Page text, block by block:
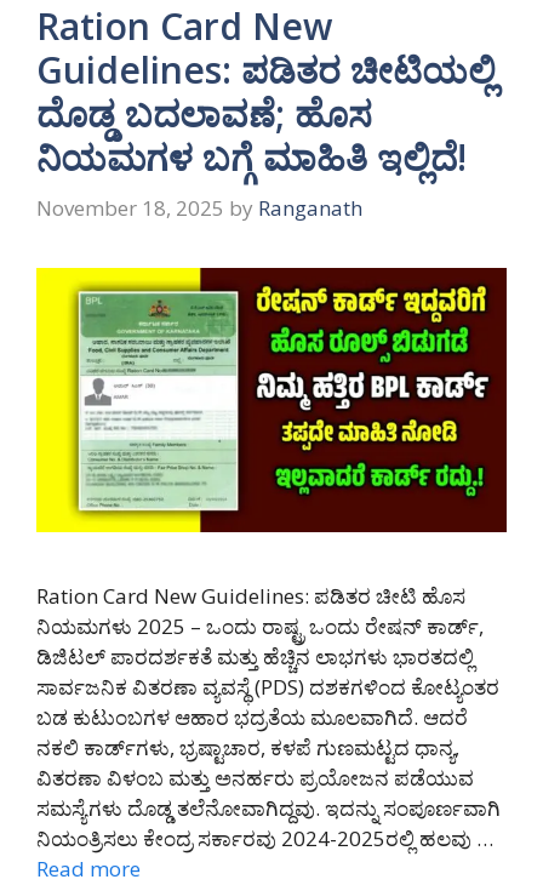
Ration Card New
Guidelines: ಪಡಿತರ ಚೀಟಿಯಲ್ಲಿ
ದೊಡ್ಡ ಬದಲಾವಣೆ; ಹೊಸ
ನಿಯಮಗಳ ಬಗ್ಗೆ ಮಾಹಿತಿ ಇಲ್ಲಿದೆ!
November 18, 2025 by Ranganath
Ration Card New Guidelines: ಪಡಿತರ ಚೀಟಿ ಹೊಸ
ನಿಯಮಗಳು 2025 – ಒಂದು ರಾಷ್ಟ್ರ ಒಂದು ರೇಷನ್ ಕಾರ್ಡ್,
ಡಿಜಿಟಲ್ ಪಾರದರ್ಶಕತೆ ಮತ್ತು ಹೆಚ್ಚಿನ ಲಾಭಗಳು ಭಾರತದಲ್ಲಿ
ಸಾರ್ವಜನಿಕ ವಿತರಣಾ ವ್ಯವಸ್ಥೆ (PDS) ದಶಕಗಳಿಂದ ಕೋಟ್ಯಂತರ
ಬಡ ಕುಟುಂಬಗಳ ಆಹಾರ ಭದ್ರತೆಯ ಮೂಲವಾಗಿದೆ. ಆದರೆ
ನಕಲಿ ಕಾರ್ಡ್‌ಗಳು, ಭ್ರಷ್ಟಾಚಾರ, ಕಳಪೆ ಗುಣಮಟ್ಟದ ಧಾನ್ಯ,
ವಿತರಣಾ ವಿಳಂಬ ಮತ್ತು ಅನರ್ಹರು ಪ್ರಯೋಜನ ಪಡೆಯುವ
ಸಮಸ್ಯೆಗಳು ದೊಡ್ಡ ತಲೆನೋವಾಗಿದ್ದವು. ಇದನ್ನು ಸಂಪೂರ್ಣವಾಗಿ
ನಿಯಂತ್ರಿಸಲು ಕೇಂದ್ರ ಸರ್ಕಾರವು 2024-2025ರಲ್ಲಿ ಹಲವು …
Read more